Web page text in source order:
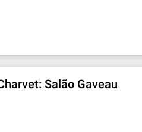
Salão Gaveau